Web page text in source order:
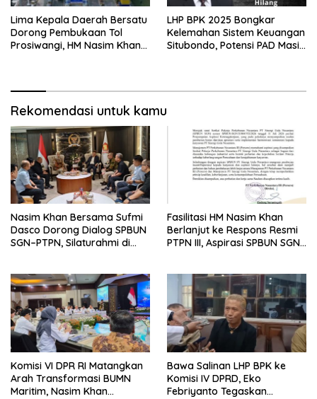
Lima Kepala Daerah Bersatu
Dorong Pembukaan Tol
Prosiwangi, HM Nasim Khan
LHP BPK 2025 Bongkar
Kelemahan Sistem Keuangan
Situbondo, Potensi PAD Masih
Rekomendasi untuk kamu
Nasim Khan Bersama Sufmi
Dasco Dorong Dialog SPBUN
SGN–PTPN, Silaturahmi di
Fasilitasi HM Nasim Khan
Berlanjut ke Respons Resmi
PTPN III, Aspirasi SPBUN SGN
Direksi
Komisi VI DPR RI Matangkan
Arah Transformasi BUMN
Maritim, Nasim Khan
Bawa Salinan LHP BPK ke
Komisi IV DPRD, Eko
Febriyanto Tegaskan